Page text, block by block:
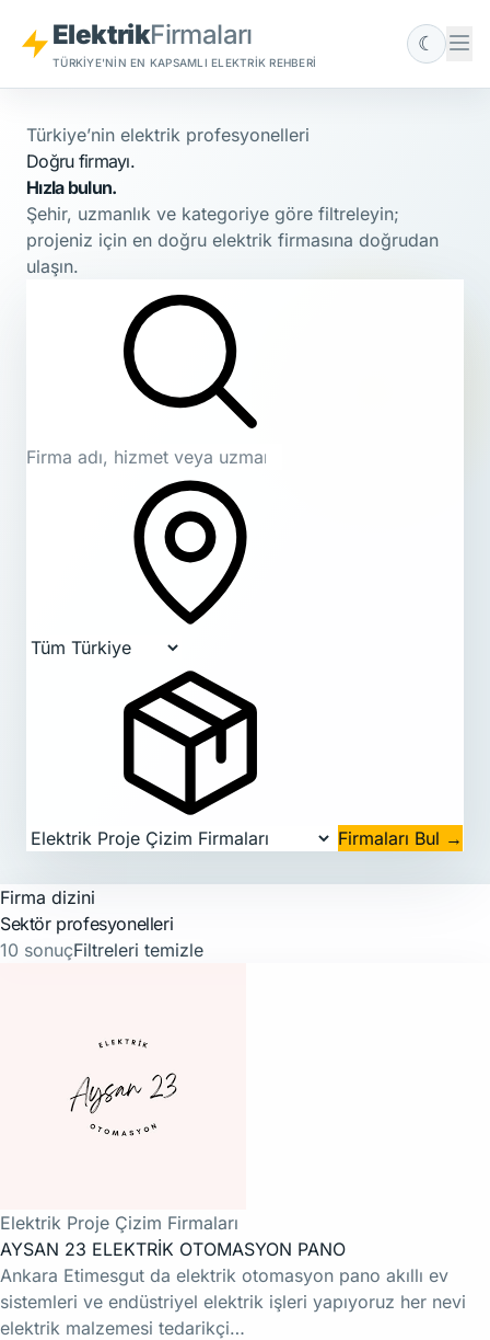
ElektrikFirmaları
TÜRKIYE'NIN EN KAPSAMLI ELEKTRIK REHBERI
☾
Türkiye’nin elektrik profesyonelleri
Doğru firmayı.
Hızla bulun.
Şehir, uzmanlık ve kategoriye göre filtreleyin;
projeniz için en doğru elektrik firmasına doğrudan
ulaşın.
Firmaları Bul →
Firma dizini
Sektör profesyonelleri
10 sonuçFiltreleri temizle
Elektrik Proje Çizim Firmaları
AYSAN 23 ELEKTRİK OTOMASYON PANO
Ankara Etimesgut da elektrik otomasyon pano akıllı ev
sistemleri ve endüstriyel elektrik işleri yapıyoruz her nevi
elektrik malzemesi tedarikçi…